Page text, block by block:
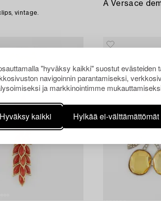
"hyväksy kaikki" suostut evästeiden
navigoinnin parantamiseksi,
ja markkinointimme
Hyväksy kaikki Hylkää ei-välttämättömät
vintage.